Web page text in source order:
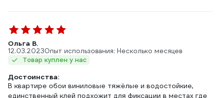
Ольга В.
12.03.2023Опыт использования: Несколько месяцев
Товар куплен у нас
Достоинства:
В квартире обои виниловые тяжёлые и водостойкие,
единственный клей подхожит для фиксации в местах где